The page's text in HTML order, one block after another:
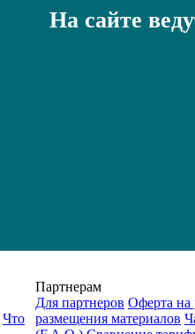
На сайте
Что
Партнерам
Для партнеров Оферта на
размещения материалов